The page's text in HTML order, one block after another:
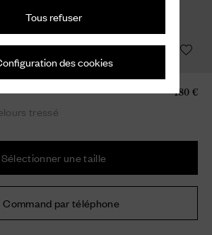
Tous refuser
des cookies
tressé
480 €
Sélectionner une taille
Command par téléphone